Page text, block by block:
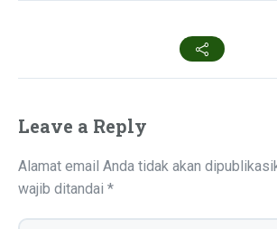
Leave a Reply
Alamat email Anda tidak akan
wajib ditandai *